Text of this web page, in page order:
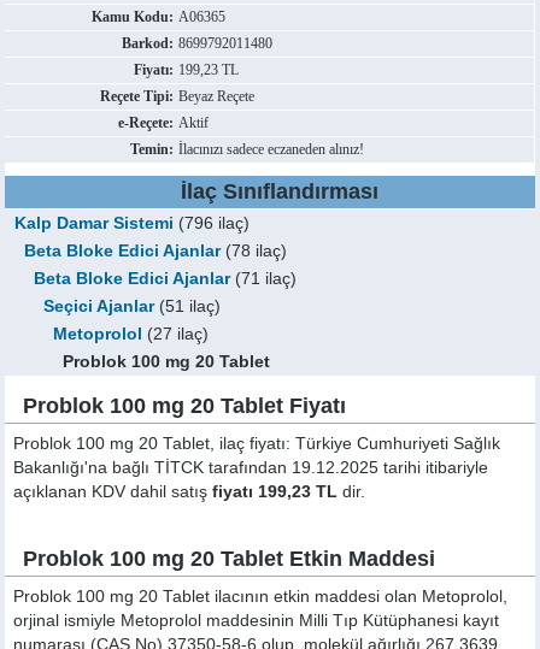
Kamu Kodu: A06365
Barkod: 8699792011480
Fiyatı: 199,23 TL
Reçete Tipi: Beyaz Reçete
e-Reçete: Aktif
Temin: İlacınızı sadece eczaneden alınız!
İlaç Sınıflandırması
Kalp Damar Sistemi (796 ilaç)
Beta Bloke Edici Ajanlar(78 ilaç)
Beta Bloke Edici Ajanlar(71 ilaç)
Seçici Ajanlar(51 ilaç)
Metoprolol
(27 ilaç)
Problok 100 mg 20 Tablet
Problok 100 mg 20 Tablet Fiyatı
Problok 100 mg 20 Tablet, ilaç fiyatı: Türkiye Cumhuriyeti Sağlık
Bakanlığı'na bağlı TİTCK tarafından 19.12.2025 tarihi itibariyle
açıklanan KDV dahil satışfiyatı 199,23 TL dir.
Problok 100 mg 20 Tablet Etkin Maddesi
Problok 100 mg 20 Tablet ilacının etkin maddesi olan Metoprolol,
orjinal ismiyle Metoprolol maddesinin Milli Tıp Kütüphanesi kayıt
numarası (CAS No) 37350-58-6 olup, molekül ağırlığı 267.3639